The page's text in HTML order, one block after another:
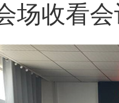
场收看